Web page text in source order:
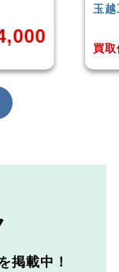
MAHALO JUNIOR
掲載中！